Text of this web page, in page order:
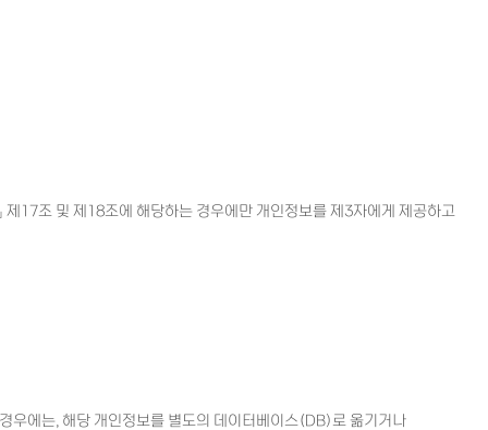
제17조 및 제18조에 해당하는 경우에만 개인정보를 제3자에게 제공하고
우에는, 해당 개인정보를 별도의 데이터베이스(DB)로 옮기거나